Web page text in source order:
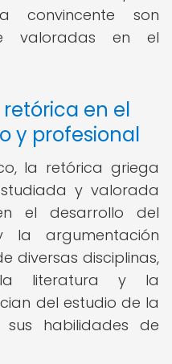
convincente son
valoradas en el
en el
y profesional
la retórica griega
y valorada
el desarrollo del
la argumentación
diversas disciplinas,
literatura y la
del estudio de la
habilidades de